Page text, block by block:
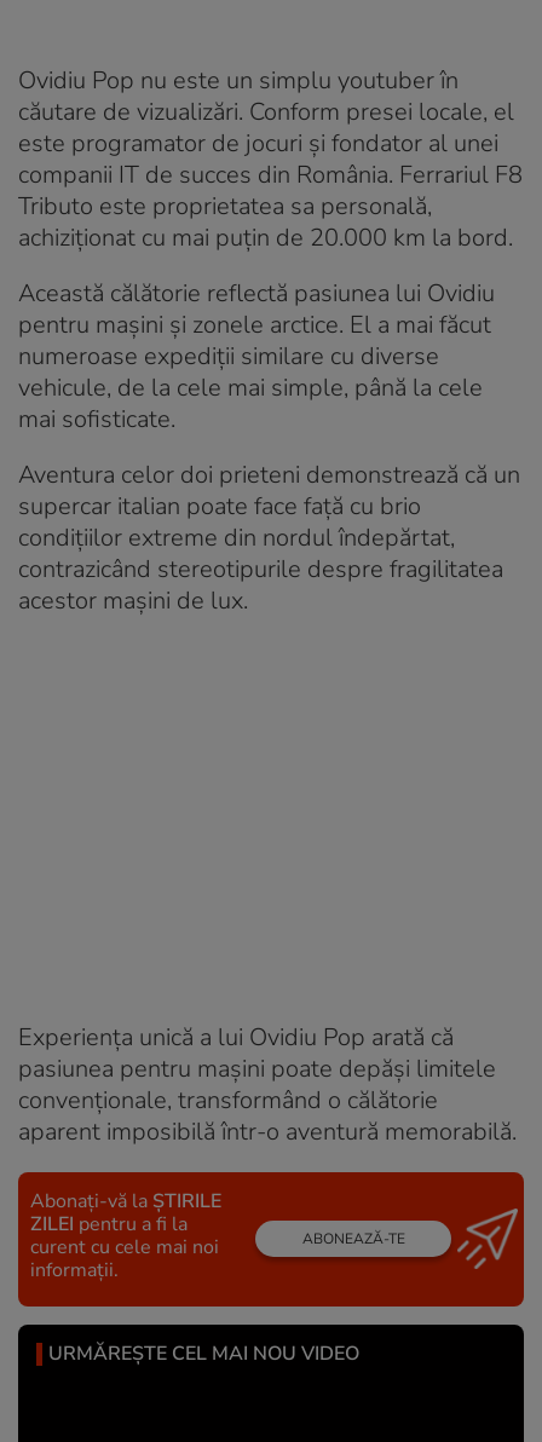
Ovidiu Pop nu este un simplu youtuber în
căutare de vizualizări. Conform presei locale, el
este programator de jocuri și fondator al unei
companii IT de succes din România. Ferrariul F8
Tributo este proprietatea sa personală,
achiziționat cu mai puțin de 20.000 km la bord.
Această călătorie reflectă pasiunea lui Ovidiu
pentru mașini și zonele arctice. El a mai făcut
numeroase expediții similare cu diverse
vehicule, de la cele mai simple, până la cele
mai sofisticate.
Aventura celor doi prieteni demonstrează că un
supercar italian poate face față cu brio
condițiilor extreme din nordul îndepărtat,
contrazicând stereotipurile despre fragilitatea
acestor mașini de lux.
Experiența unică a lui Ovidiu Pop arată că
pasiunea pentru mașini poate depăși limitele
convenționale, transformând o călătorie
aparent imposibilă într-o aventură memorabilă.
Abonați-vă la ȘTIRILE
ZILEI pentru a fi la
curent cu cele mai noi
informații.
ABONEAZĂ-TE
URMĂREȘTE CEL MAI NOU VIDEO